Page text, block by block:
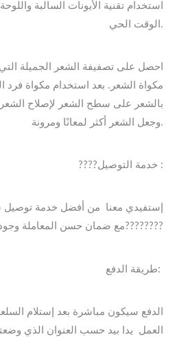
الوقت الحي.
مكواة الشعر. بعد استخدام مكواة فرد
بالشعر على سطح الشعر لإصلاح الشعر
وجعل الشعر أكثر لمعانًا ومرونة.
????خدمة التوصيل :
مع ضمان حسن المعاملة وجودة الخدمة????????
طريقة الدفع:
الدفع سيكون مباشرة بعد إستلام
العمل يدا بيد حسب العنوان الذي